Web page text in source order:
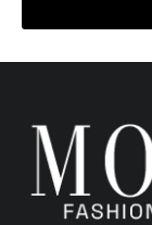
Your email
are marked *
Comment*